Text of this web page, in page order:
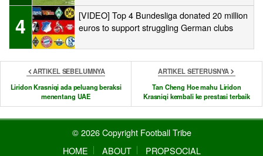
4
[VIDEO] Top 4 Bundesliga donated 20 million
euros to support struggling German clubs
ARTIKEL SEBELUMNYA
Liridon Krasniqi ada peluang beraksi
menentang UAE
ARTIKEL SETERUSNYA
Tan Cheng Hoe mahu Liridon
Krasniqi kembali ke prestasi terbaik
© 2026 Copyright Football Tribe
HOME
ABOUT PROPSOCIAL